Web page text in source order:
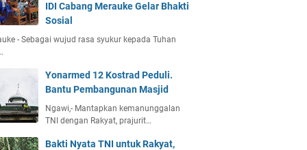
IDI Cabang Merauke Gelar Bhakti
Sosial
- Sebagai wujud rasa syukur kepada Tuhan
Yonarmed 12 Kostrad Peduli.
Bantu Pembangunan Masjid
Ngawi,- Mantapkan kemanunggalan
TNI dengan Rakyat, prajurit…
Bakti Nyata TNI untuk Rakyat,